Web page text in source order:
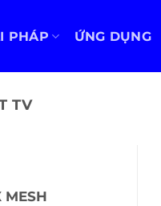
PHÁP ỨNG DỤNG
TV